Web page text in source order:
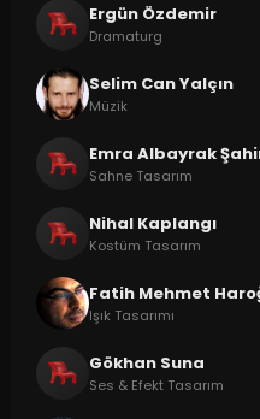
Ergün Özdemir
Dramaturg
Selim Can Yalçın
Müzik
Emra Albayrak
Sahne Tasarım
Nihal Kaplangı
Kostüm Tasarım
Fatih Mehmet
Işık Tasarımı
Gökhan Suna
Ses & Efekt Tasarım